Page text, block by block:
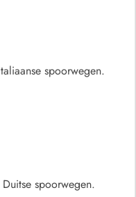
spoorwegen.
spoorwegen.